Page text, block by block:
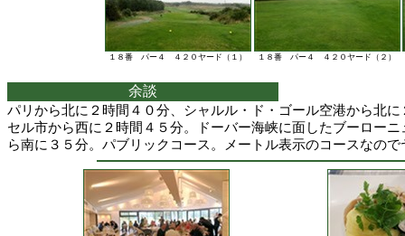
１８番 パー４ ４２０ヤード（２）
１８番 パー４ ４２０ヤード（１）
余談
パリから北に２時間４０分、シャルル・ド・ゴール空港から北
セル市から西に２時間４５分。ドーバー海峡に面したブーロー
ら南に３５分。パブリックコース。メートル表示のコースなの